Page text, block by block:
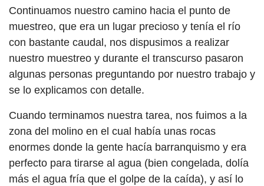
Continuamos nuestro camino hacia el punto de
muestreo, que era un lugar precioso y tenía el río
con bastante caudal, nos dispusimos a realizar
nuestro muestreo y durante el transcurso pasaron
algunas personas preguntando por nuestro trabajo y
se lo explicamos con detalle.
Cuando terminamos nuestra tarea, nos fuimos a la
zona del molino en el cual había unas rocas
enormes donde la gente hacía barranquismo y era
perfecto para tirarse al agua (bien congelada, dolía
más el agua fría que el golpe de la caída), y así lo